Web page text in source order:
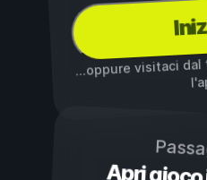
...oppure visitaci